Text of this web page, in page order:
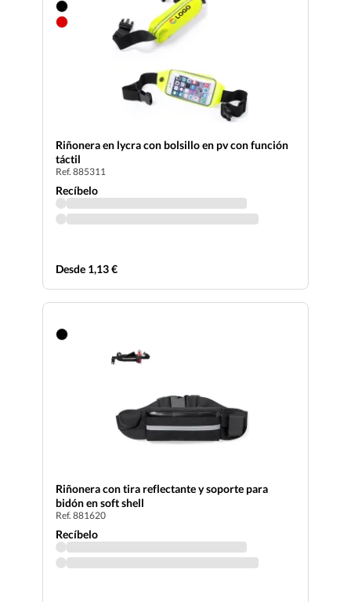
Riñonera en lycra con bolsillo en pv con función
táctil
Ref. 885311
Recíbelo
Desde 1,13 €
Riñonera con tira reflectante y soporte para
bidón en soft shell
Ref. 881620
Recíbelo